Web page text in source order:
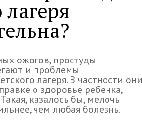
лагеря
ожогов, простуды
и проблемы
лагеря. В частности они
о здоровье ребенка,
казалось бы, мелочь
чем любая болезнь.